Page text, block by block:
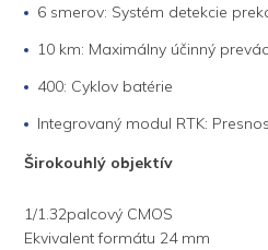
6 smerov: Systém detekcie
10 km: Maximálny účinný
400: Cyklov batérie
Integrovaný modul RTK:
Širokouhlý objektív
1/1.32palcový CMOS
Ekvivalent formátu 24 mm